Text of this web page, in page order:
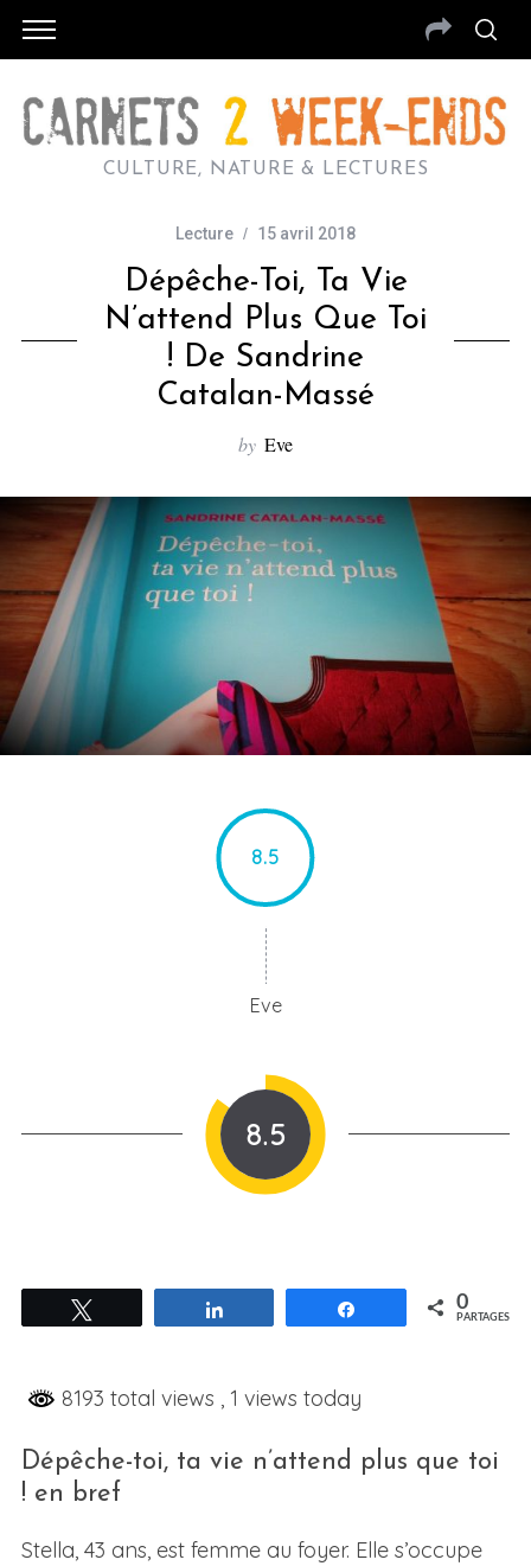
CULTURE, NATURE & LECTURES
Lecture 15 avril 2018
Dépêche-Toi, Ta Vie
N’attend Plus Que Toi
! De Sandrine
Catalan-Massé
by Eve
8.5
Eve
8.5
Partagez 0
PARTAGES
8193 total views , 1 views today
Dépêche-toi, ta vie n’attend plus que toi
! en bref
Stella, 43 ans, est femme au foyer. Elle s’occupe